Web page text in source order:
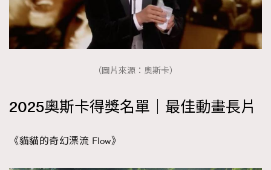
（圖片來源：奧斯卡）
2025奧斯卡得獎名單｜最佳動畫長片
《貓貓的奇幻漂流 Flow》